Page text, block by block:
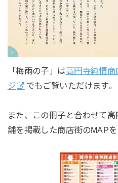
「梅雨の子」は高円寺純情
ジ
でもご覧いただけます。
また、この冊子と合わせて
舗を掲載した商店街のMAPを